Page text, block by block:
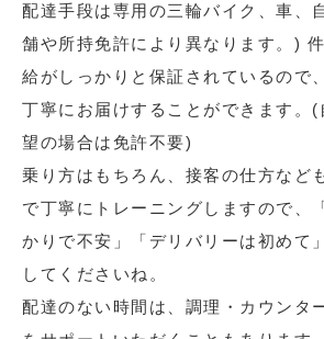
配達手段は専用の三輪バイク、車、
舗や所持免許により異なります。)
給がしっかりと保証されているので
丁寧にお届けすることができます。(
望の場合は免許不要)
乗り方はもちろん、接客の仕方など
で丁寧にトレーニングしますので、
かりで不安」「デリバリーは初めて
してくださいね。
配達のない時間は、調理・カウンタ